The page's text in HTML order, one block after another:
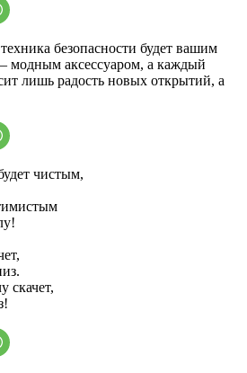
безопасности будет вашим
модным аксессуаром, а каждый
лишь радость новых открытий, а
чистым,
скачет,